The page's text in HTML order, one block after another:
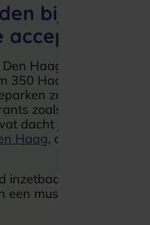
bij meer
acceptanten
Haag kunnen
350 Haagse
zoals
zoals
dacht je van het
Haag, die dit jaar
inzetbaar: van een
museumbezoek